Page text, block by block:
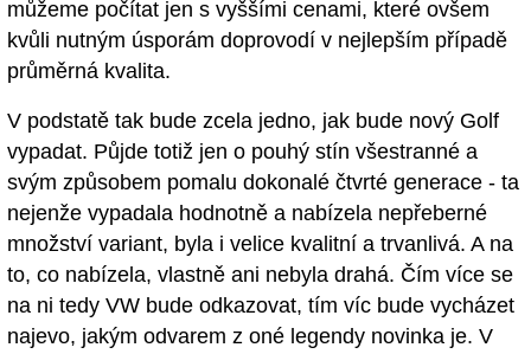
můžeme počítat jen s vyššími cenami, které ovšem
kvůli nutným úsporám doprovodí v nejlepším případě
průměrná kvalita.
V podstatě tak bude zcela jedno, jak bude nový Golf
vypadat. Půjde totiž jen o pouhý stín všestranné a
svým způsobem pomalu dokonalé čtvrté generace - ta
nejenže vypadala hodnotně a nabízela nepřeberné
množství variant, byla i velice kvalitní a trvanlivá. A na
to, co nabízela, vlastně ani nebyla drahá. Čím více se
na ni tedy VW bude odkazovat, tím víc bude vycházet
najevo, jakým odvarem z oné legendy novinka je. V